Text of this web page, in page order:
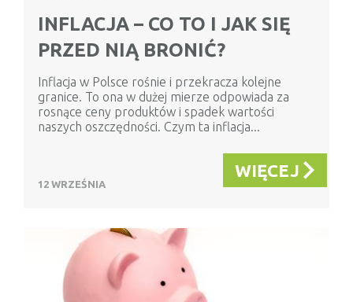
INFLACJA – CO TO I JAK SIĘ
PRZED NIĄ BRONIĆ?
Inflacja w Polsce rośnie i przekracza kolejne
granice. To ona w dużej mierze odpowiada za
rosnące ceny produktów i spadek wartości
naszych oszczędności. Czym ta inflacja...
12 WRZEŚNIA
WIĘCEJ